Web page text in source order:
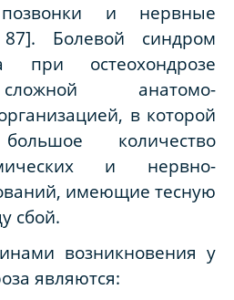
и нервные
Болевой синдром
при остеохондрозе
анатомо-
в которой
количество
и нервно-
имеющие тесную
сбой.
возникновения у
являются: